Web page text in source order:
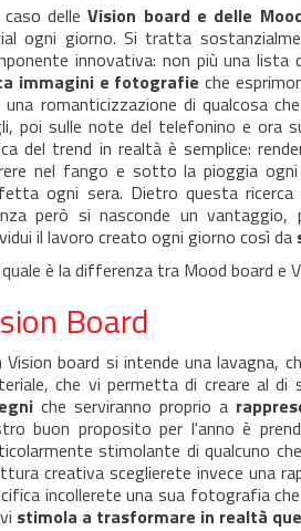
caso delleVision board e delle
ogni giorno. Si tratta
innovativa: non più una
immagini e fotografie che
una romanticizzazione di qualcosa
poi sulle note del telefonino e ora
del trend in realtà è semplice:
nel fango e sotto la pioggia ogni
ogni sera. Dietro questa
però si nasconde un vantaggio,
il lavoro creato ogni giorno così da
è la differenza tra Mood board e
Board
Vision board si intende una lavagna,
che vi permetta di creare al di
che serviranno proprio a
buon proposito per l'anno è
stimolante di qualcuno
creativa sceglierete invece una
incollerete una sua fotografia
stimola a trasformare in realtà